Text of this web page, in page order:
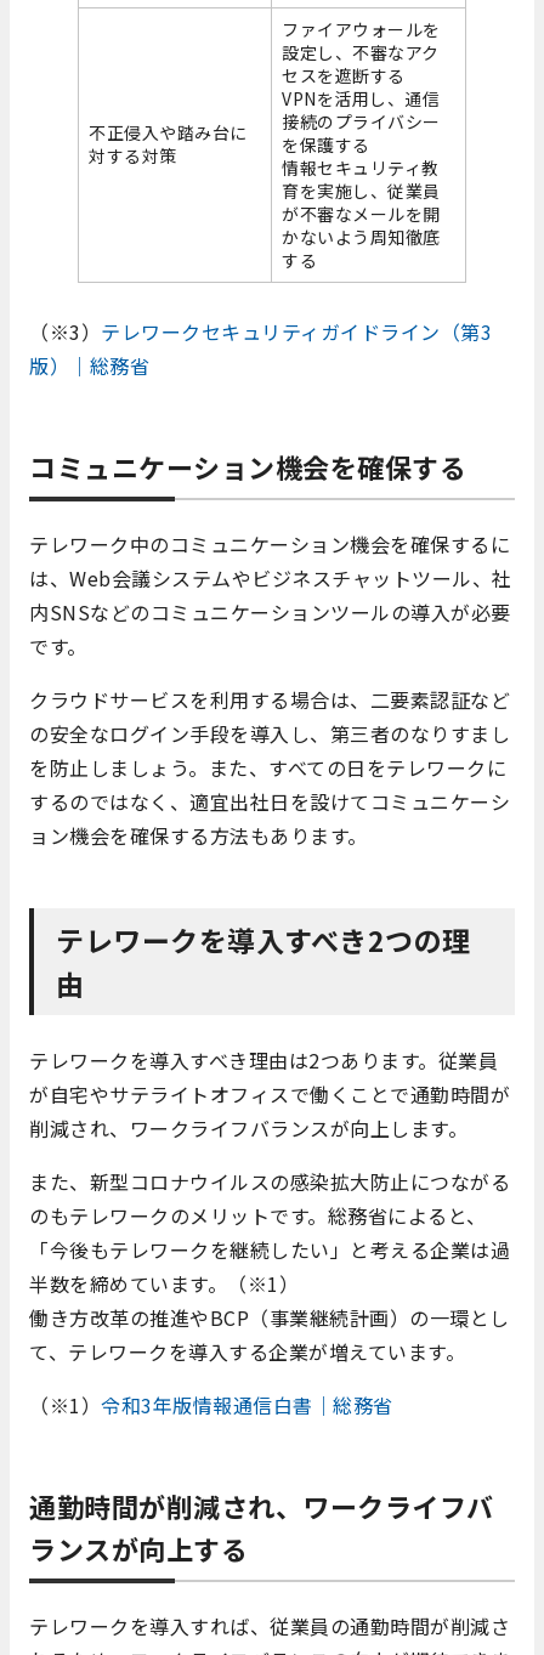
不正侵入や踏み台に
対する対策
ファイアウォールを
設定し、不審なアク
セスを遮断する
VPNを活用し、通信
接続のプライバシー
を保護する
情報セキュリティ教
育を実施し、従業員
が不審なメールを開
かないよう周知徹底
する
（※3） テレワークセキュリティガイドライン（第3
版）｜総務省
コミュニケーション機会を確保する
テレワーク中のコミュニケーション機会を確保するに
は、Web会議システムやビジネスチャットツール、社
内SNSなどのコミュニケーションツールの導入が必要
です。
クラウドサービスを利用する場合は、二要素認証など
の安全なログイン手段を導入し、第三者のなりすまし
を防止しましょう。また、すべての日をテレワークに
するのではなく、適宜出社日を設けてコミュニケーシ
ョン機会を確保する方法もあります。
テレワークを導入すべき2つの理
由
テレワークを導入すべき理由は2つあります。従業員
が自宅やサテライトオフィスで働くことで通勤時間が
削減され、ワークライフバランスが向上します。
また、新型コロナウイルスの感染拡大防止につながる
のもテレワークのメリットです。総務省によると、
「今後もテレワークを継続したい」と考える企業は過
半数を締めています。（※1）
働き方改革の推進やBCP（事業継続計画）の一環とし
て、テレワークを導入する企業が増えています。
（※1） 令和3年版情報通信白書｜総務省
通勤時間が削減され、ワークライフバ
ランスが向上する
テレワークを導入すれば、従業員の通勤時間が削減さ